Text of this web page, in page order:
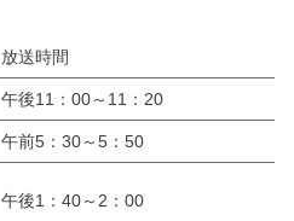
放送時間
午後11：00～11：20
午前5：30～5：50
午後1：40～2：00